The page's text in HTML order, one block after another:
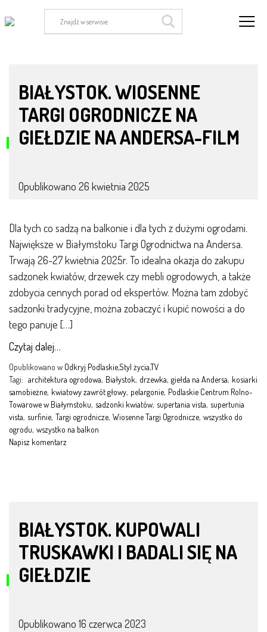
sadzonki kwiatów
BIAŁYSTOK. WIOSENNE
TARGI OGRODNICZE NA
GIEŁDZIE NA ANDERSA-FILM
Opublikowano 26 kwietnia 2025
Dla tych co sadzą na balkonie i dla tych z dużymi ogrodami.
Największe w Białymstoku Targi Ogrodnictwa na Andersa.
Trwają 26-27 kwietnia 2025r. To idealna okazja do zakupu
sadzonek kwiatów, drzewek czy mebli ogrodowych, a także
zdobycia cennych porad od ekspertów. Można tam zdobyć
sadzonki tradycyjne, można zobaczyć i kupić nowości a do
tego panuje […]
Czytaj dalej…
Opublikowano w Odkryj Podlaskie,Styl życia,TV
Tagi: architektura ogrodowa, Białystok, drzewka, giełda na Andersa, kosiarki
samobieżne, kwiatowy zawrót głowy, pelargonie, Podlaskie Centrum Rolno-
Towarowe w Białymstoku, sadzonki kwiatów, supertania vista, supertunia
vista, surfinie, Targi ogrodnicze, Wiosenne Targi Ogrodnicze, wszystko do
ogrodu, wszystko na balkon
Napisz komentarz
BIAŁYSTOK. KUPOWALI
TRUSKAWKI I BADALI SIĘ NA
GIEŁDZIE
Opublikowano 16 czerwca 2023